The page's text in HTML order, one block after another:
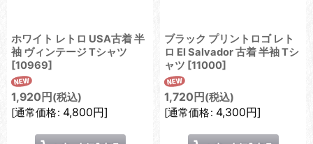
ホワイト レトロ USA古着 半
袖 ヴィンテージ Tシャツ
[10969]
1,920 円 (税込)
[通常価格: 4,800円]
ブラック プリントロゴ レト
ロ El Salvador 古着 半袖 Tシ
ャツ [11000]
1,720 円 (税込)
[通常価格: 4,300円]